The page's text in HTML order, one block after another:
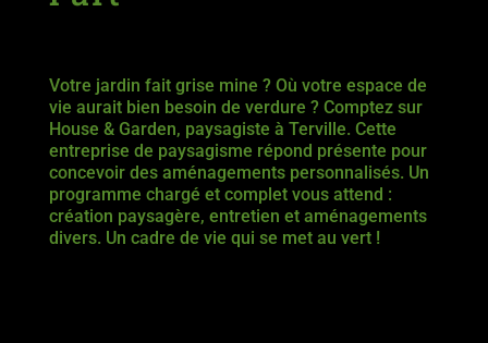
Votre jardin fait grise mine ? Où votre espace de
vie aurait bien besoin de verdure ? Comptez sur
House & Garden, paysagiste à Terville. Cette
entreprise de paysagisme répond présente pour
concevoir des aménagements personnalisés. Un
programme chargé et complet vous attend :
création paysagère, entretien et aménagements
divers. Un cadre de vie qui se met au vert !